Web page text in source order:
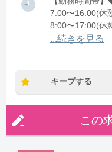
7:00〜16:00(休
8:00〜17:00(休
12:00〜21:00(
...続きを見る
キープする
この